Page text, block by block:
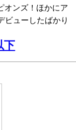
オンズ！ほかにア
ビューしたばかり